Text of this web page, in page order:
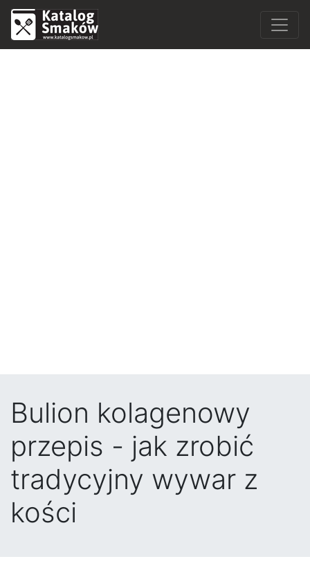
Bulion kolagenowy
przepis - jak zrobić
tradycyjny wywar z
kości